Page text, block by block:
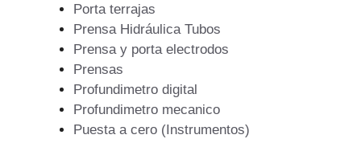
Porta terrajas
Prensa Hidráulica Tubos
Prensa y porta electrodos
Prensas
Profundimetro digital
Profundimetro mecanico
Puesta a cero (Instrumentos)